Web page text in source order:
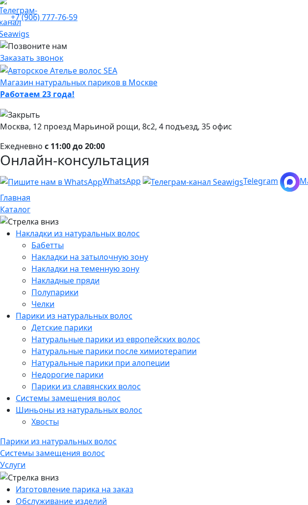
+7 (906) 777-76-59
Заказать звонок
Магазин натуральных париков в Москве
Работаем 23 года!
Москва, 12 проезд Марьиной рощи, 8с2, 4 подъезд, 35 офис
Ежедневно с 11:00 до 20:00
Онлайн-консультация
WhatsApp Telegram
Главная
Каталог
Накладки из натуральных волос
Бабетты
Накладки на затылочную зону
Накладки на теменную зону
Накладные пряди
Полупарики
Челки
Парики из натуральных волос
Детские парики
Натуральные парики из европейских волос
Натуральные парики после химиотерапии
Натуральные парики при алопеции
Недорогие парики
Парики из славянских волос
Системы замещения волос
Шиньоны из натуральных волос
Хвосты
Парики из натуральных волос
Системы замещения волос
Услуги
Изготовление парика на заказ
Обслуживание изделий